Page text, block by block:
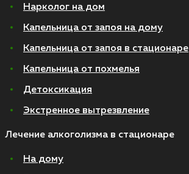
Нарколог на дом
Капельница от запоя на дому
Капельница от запоя в стационаре
Капельница от похмелья
Детоксикация
Экстренное вытрезвление
Лечение алкоголизма в стационаре
На дому